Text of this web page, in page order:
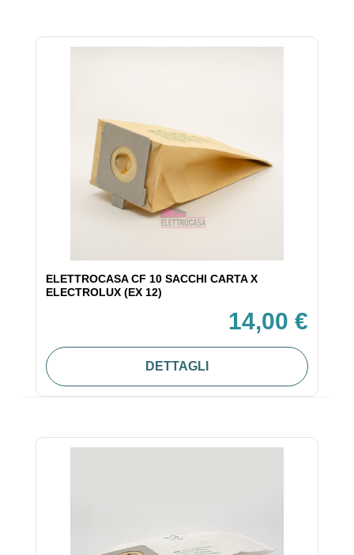
ELETTROCASA CF 10 SACCHI CARTA X
ELECTROLUX (EX 12)
14,00 €
DETTAGLI